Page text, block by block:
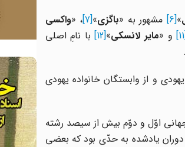
»
[6] مشهور به «باگزی»
[7] ، «واکسی
و «مایر لانسکی»
[12]
با نامِ اصلی
و از وابستگان خانواده یهودی
اوّل و دوّم بیش از سیصد رشته
دوران یادشده به حدّی بود که بعضی